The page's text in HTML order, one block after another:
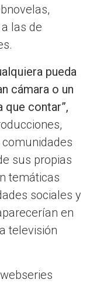
las de
pueda
cámara o un
que contar”,
sus propias
temáticas
sociales y
en
televisión